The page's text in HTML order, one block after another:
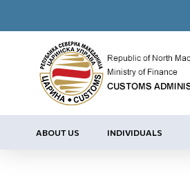
ABOUT US INDIVIDUALS